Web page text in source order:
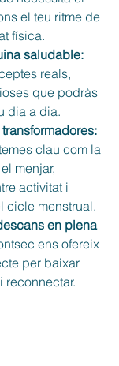
el teu ritme de
física.
saludable:
reals,
que podràs
dia a dia.
clau com la
menjar,
activitat i
cicle menstrual.
en plena
ens ofereix
per baixar
reconnectar.